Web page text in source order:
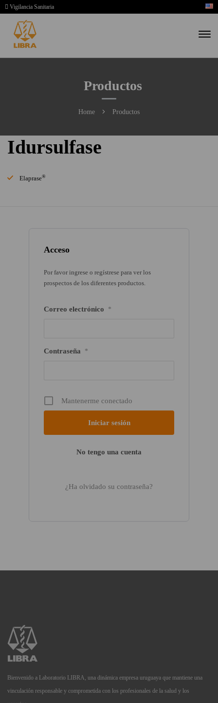
Vigilancia Sanitaria
Productos
Home Productos
Acceso
Por favor ingrese o regístrese para ver los
prospectos de los diferentes productos.
Correo electrónico *
Contraseña *
Mantenerme conectado
No tengo una cuenta
¿Ha olvidado su contraseña?
Idursulfase
Elaprase®
Bienvenido a Laboratorio LIBRA, una dinámica empresa uruguaya que mantiene una
vinculación responsable y comprometida con los profesionales de la salud y los